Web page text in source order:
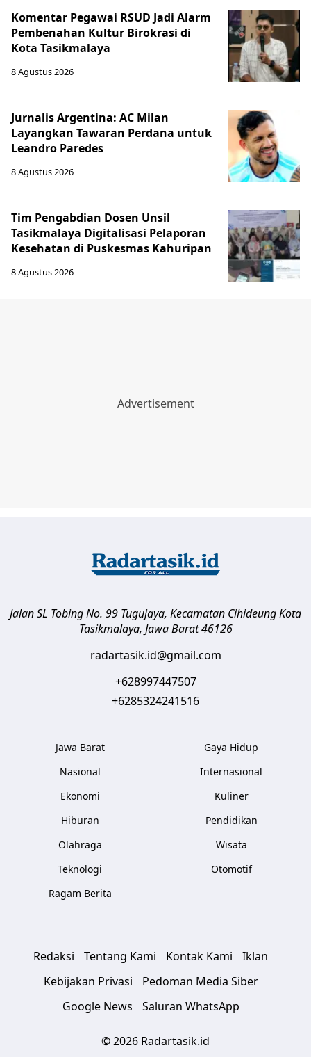
Komentar Pegawai RSUD Jadi Alarm
Pembenahan Kultur Birokrasi di
Kota Tasikmalaya
8 Agustus 2026
Jurnalis Argentina: AC Milan
Layangkan Tawaran Perdana untuk
Leandro Paredes
8 Agustus 2026
Tim Pengabdian Dosen Unsil
Tasikmalaya Digitalisasi Pelaporan
Kesehatan di Puskesmas Kahuripan
8 Agustus 2026
Jalan SL Tobing No. 99 Tugujaya, Kecamatan CihideungKota
Tasikmalaya, Jawa Barat 46126
radartasik.id@gmail.com
+628997447507
+6285324241516
Jawa Barat
Nasional
Ekonomi
Hiburan
Olahraga
Teknologi
Ragam Berita
Gaya Hidup
Internasional
Kuliner
Pendidikan
Wisata
Otomotif
Redaksi Tentang Kami Kontak Kami
Iklan
Kebijakan Privasi
Pedoman Media Siber
Google News
Saluran WhatsApp
© 2026 Radartasik.id